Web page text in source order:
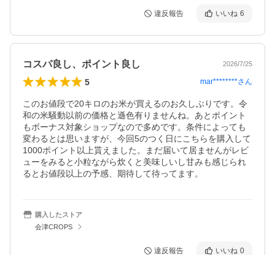
違反報告 いいね 6
コスパ良し、ポイント良し 2026/7/25
5 mar********さん
このお値段で20キロのお米が買えるのお久しぶりです。令
和の米騒動以前の価格と遜色有りませんね。あとポイント
もボーナス対象ショップなので多めです。条件によっても
変わるとは思いますが、今回5のつく日にこちらを購入して
1000ポイント以上貰えました。まだ届いて居ませんがレビ
ューをみると小粒ながら炊くと美味しいし甘みも感じられ
るとお値段以上の予感、期待して待ってます。
購入したストア
会津CROPS
違反報告 いいね 0